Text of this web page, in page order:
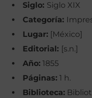
Siglo: Siglo XIX
Categoría:
Lugar: [México]
Editorial: [s.n.]
Año: 1855
Páginas: 1 h.
Biblioteca: